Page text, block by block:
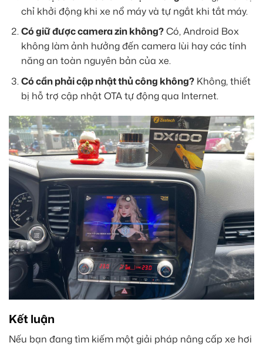
chỉ khởi động khi xe nổ máy và tự ngắt khi tắt máy.
Có giữ được camera zin không?Có, Android Box
không làm ảnh hưởng đến camera lùi hay các tính
năng an toàn nguyên bản của xe.
Có cần phải cập nhật thủ công không?Không, thiết
bị hỗ trợ cập nhật OTA tự động qua Internet.
Kết luận
Nếu bạn đang tìm kiếm một giải pháp nâng cấp xe hơi